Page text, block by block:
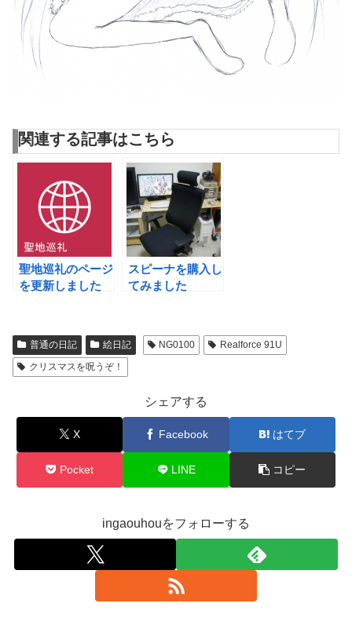
関連する記事はこちら
聖地巡礼のページ
を更新しました
スピーナを購入し
てみました
普通の日記 絵日記 NG0100
Realforce 91U
クリスマスを呪うぞ！
シェアする
X Facebook はてブ
Pocket LINE コピー
ingaouhouをフォローする